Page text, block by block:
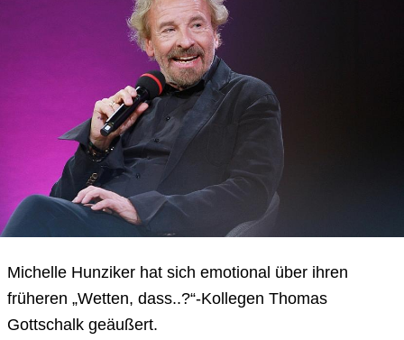
Michelle Hunziker hat sich emotional über ihren
früheren „Wetten, dass..?“-Kollegen Thomas
Gottschalk geäußert.